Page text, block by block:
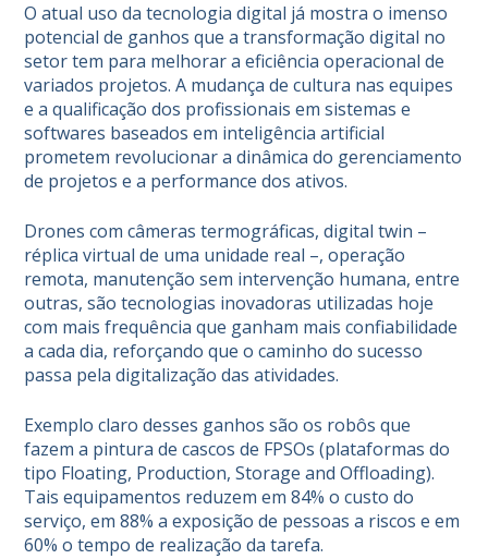
O atual uso da tecnologia digital já mostra o imenso
potencial de ganhos que a transformação digital no
setor tem para melhorar a eficiência operacional de
variados projetos. A mudança de cultura nas equipes
e a qualificação dos profissionais em sistemas e
softwares baseados em inteligência artificial
prometem revolucionar a dinâmica do gerenciamento
de projetos e a performance dos ativos.
Drones com câmeras termográficas, digital twin –
réplica virtual de uma unidade real –, operação
remota, manutenção sem intervenção humana, entre
outras, são tecnologias inovadoras utilizadas hoje
com mais frequência que ganham mais confiabilidade
a cada dia, reforçando que o caminho do sucesso
passa pela digitalização das atividades.
Exemplo claro desses ganhos são os robôs que
fazem a pintura de cascos de FPSOs (plataformas do
tipo Floating, Production, Storage and Offloading).
Tais equipamentos reduzem em 84% o custo do
serviço, em 88% a exposição de pessoas a riscos e em
60% o tempo de realização da tarefa.